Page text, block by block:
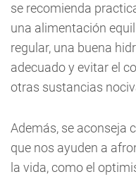
se recomienda
una alimentación
regular, una buena
adecuado y evitar el
otras sustancias
Además, se aconseja
que nos ayuden a
la vida, como el